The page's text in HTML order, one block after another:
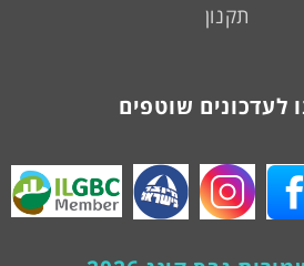
תקנון
לעדכונים שוטפים